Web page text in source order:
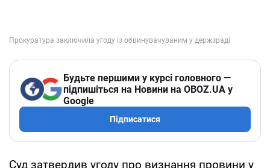
Будьте першими у курсі головного —
підпишіться на Новини на OBOZ.UA у
Google
Підписатися
Суд затвердив угоду про визнання провини у